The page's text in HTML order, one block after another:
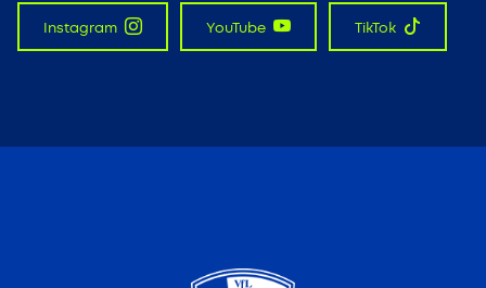
Instagram YouTube TikTok